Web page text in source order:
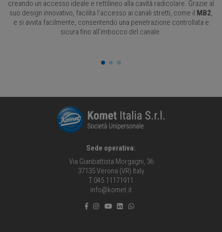
creando un accesso ideale e rettilineo alla cavità radicolare. Grazie al
suo design innovativo, facilita l’accesso ai canali stretti, come il MB2,
e si avvita facilmente, consentendo una penetrazione controllata e
sicura fino all’imbocco del canale.
Sede operativa:
Via Gianbattista Morgagni, 36
37135 Verona (VR) Italy
T 045 11171911
info@komet.it